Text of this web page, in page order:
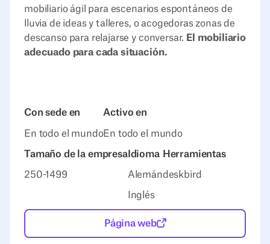
mobiliario ágil para escenarios espontáneos de
lluvia de ideas y talleres, o acogedoras zonas de
descanso para relajarse y conversar. El mobiliario
adecuado para cada situación.
Con sede en
En todo el mundo
Activo en
En todo el mundo
Tamaño de la empresa
250-1499
Idioma
Alemán
Inglés
Herramientas
deskbird
Página web